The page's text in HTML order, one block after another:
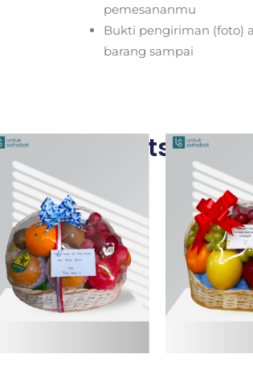
pemesananmu
Bukti pengiriman (foto)
barang sampai
Products